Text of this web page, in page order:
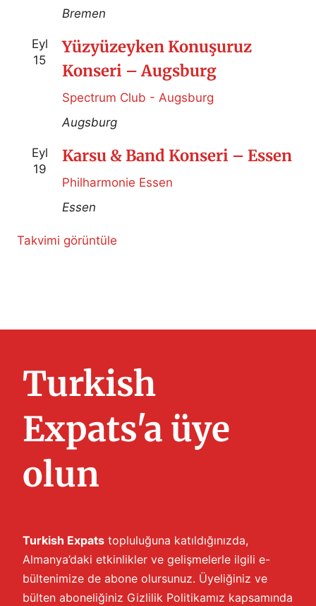
Bremen
Eyl
15
Yüzyüzeyken Konuşuruz
Konseri – Augsburg
Spectrum Club - Augsburg
Augsburg
Eyl
19
Karsu & Band Konseri – Essen
Philharmonie Essen
Essen
Takvimi görüntüle
Turkish
Expats'a üye
olun
Turkish Expats topluluğuna katıldığınızda,
Almanya’daki etkinlikler ve gelişmelerle ilgili e-
bültenimize de abone olursunuz. Üyeliğiniz ve
bülten aboneliğiniz Gizlilik Politikamız kapsamında